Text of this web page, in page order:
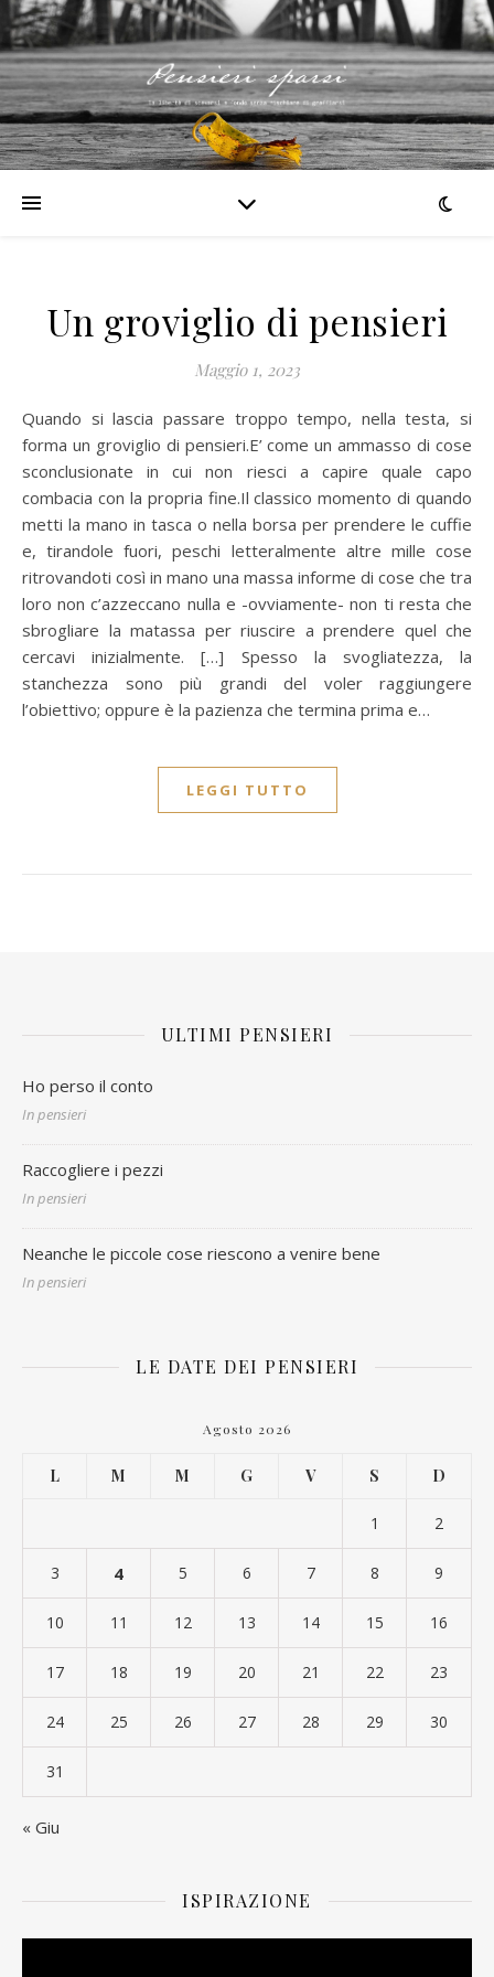
Un groviglio di pensieri
Maggio 1, 2023
Quando si lascia passare troppo tempo, nella testa, si
forma un groviglio di pensieri.E’ come un ammasso di cose
sconclusionate in cui non riesci a capire quale capo
combacia con la propria fine.Il classico momento di quando
metti la mano in tasca o nella borsa per prendere le cuffie
e, tirandole fuori, peschi letteralmente altre mille cose
ritrovandoti così in mano una massa informe di cose che tra
loro non c’azzeccano nulla e -ovviamente- non ti resta che
sbrogliare la matassa per riuscire a prendere quel che
cercavi inizialmente. […] Spesso la svogliatezza, la
stanchezza sono più grandi del voler raggiungere
l’obiettivo; oppure è la pazienza che termina prima e…
LEGGI TUTTO
ULTIMI PENSIERI
Ho perso il conto
In pensieri
Raccogliere i pezzi
In pensieri
Neanche le piccole cose riescono a venire bene
In pensieri
LE DATE DEI PENSIERI
Agosto 2026
L M M G V S D
1 2
3 4 5 6 7 8 9
10 11 12 13 14 15 16
17 18 19 20 21 22 23
24 25 26 27 28 29 30
31
« Giu
ISPIRAZIONE